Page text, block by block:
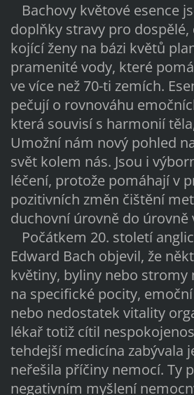
Bachovy květové esence
doplňky stravy pro
kojící ženy na bázi květů
pramenité vody, které
ve více než 70-ti zemích.
pečují o rovnováhu
která souvisí s harmonií
Umožní nám nový pohled
svět kolem nás. Jsou i
léčení, protože pomáhají v
pozitivních změn čištění
duchovní úrovně do úrovně
Počátkem 20. století
Edward Bach objevil, že
květiny, byliny nebo stromy
na specifické pocity,
nebo nedostatek vitality
lékař totiž cítil
tehdejší medicína zabývala
neřešila příčiny nemocí. Ty
negativním myšlení